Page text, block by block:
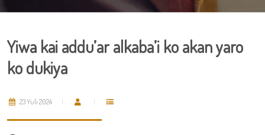
Yiwa kai addu’ar alkaba’i ko akan yaro
ko dukiya
23 Yuli 2024